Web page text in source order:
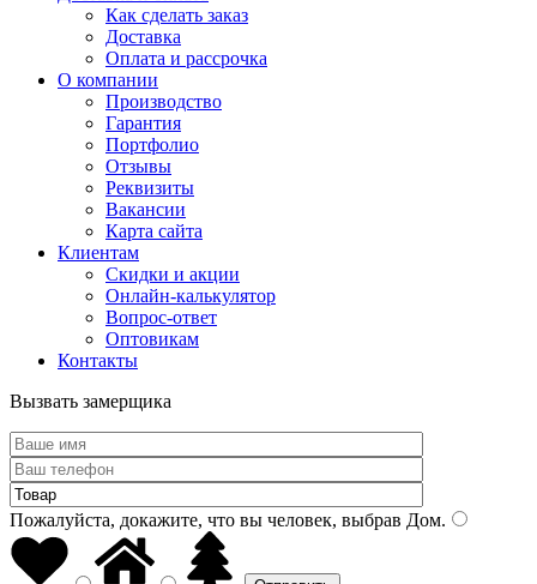
Как сделать заказ
Доставка
Оплата и рассрочка
О компании
Производство
Гарантия
Портфолио
Отзывы
Реквизиты
Вакансии
Карта сайта
Клиентам
Скидки и акции
Онлайн-калькулятор
Вопрос-ответ
Оптовикам
Контакты
Вызвать замерщика
Пожалуйста, докажите, что вы человек, выбрав Дом.